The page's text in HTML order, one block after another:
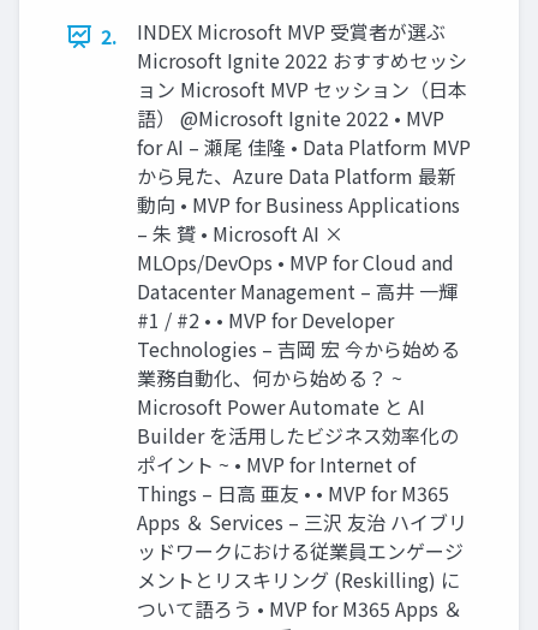
2.
INDEX Microsoft MVP 受賞者が選ぶ
Microsoft Ignite 2022 おすすめセッシ
ョン Microsoft MVP セッション（日本
語） @Microsoft Ignite 2022 • MVP
for AI – 瀬尾 佳隆 • Data Platform MVP
から見た、Azure Data Platform 最新
動向 • MVP for Business Applications
– 朱 贇 • Microsoft AI ×
MLOps/DevOps • MVP for Cloud and
Datacenter Management – 高井 一輝
#1 / #2 • • MVP for Developer
Technologies – 吉岡 宏 今から始める
業務自動化、何から始める？ ~
Microsoft Power Automate と AI
Builder を活用したビジネス効率化の
ポイント ~ • MVP for Internet of
Things – 日高 亜友 • • MVP for M365
Apps ＆ Services – 三沢 友治 ハイブリ
ッドワークにおける従業員エンゲージ
メントとリスキリング (Reskilling) に
ついて語ろう • MVP for M365 Apps ＆